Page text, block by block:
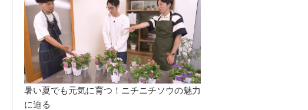
暑い夏でも元気に育つ！ニチニチソウの魅力
に迫る